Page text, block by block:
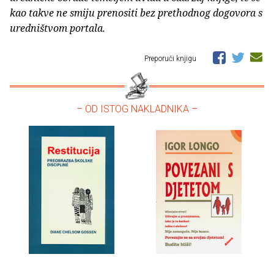
kao takve ne smiju prenositi bez prethodnog dogovora s
uredništvom portala.
Preporuči knjigu
– OD ISTOG NAKLADNIKA –